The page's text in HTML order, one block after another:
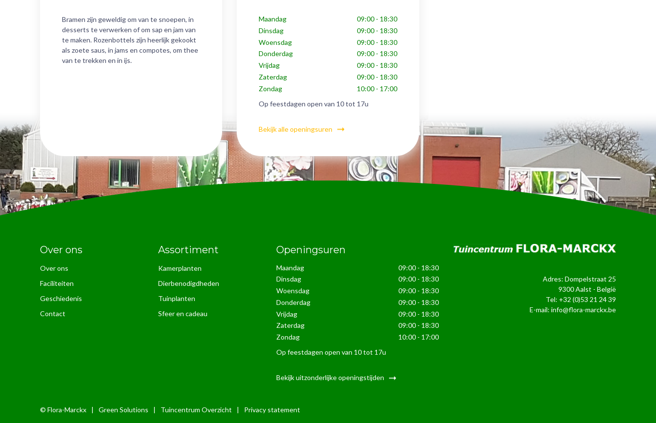
Bramen zijn geweldig om van te snoepen, in
desserts te verwerken of om sap en jam van
te maken. Rozenbottels zijn heerlijk gekookt
als zoete saus, in jams en compotes, om thee
van te trekken en in ijs.
Maandag
09:00 - 18:30
Dinsdag
09:00 - 18:30
Woensdag
09:00 - 18:30
Donderdag
09:00 - 18:30
Vrijdag
09:00 - 18:30
Zaterdag
09:00 - 18:30
Zondag
10:00 - 17:00
Op feestdagen open van 10 tot 17u
Bekijk alle openingsuren
Over ons
Over ons
Faciliteiten
Geschiedenis
Contact
Assortiment
Kamerplanten
Dierbenodigdheden
Tuinplanten
Sfeer en cadeau
Openingsuren
Maandag
09:00 - 18:30
Dinsdag
09:00 - 18:30
Woensdag
09:00 - 18:30
Donderdag
09:00 - 18:30
Vrijdag
09:00 - 18:30
Zaterdag
09:00 - 18:30
Zondag
10:00 - 17:00
Op feestdagen open van 10 tot 17u
Bekijk uitzonderlijke openingstijden
Adres: Dompelstraat 25
9300 Aalst - België
Tel: +32 (0)53 21 24 39
E-mail: info@flora-marckx.be
© Flora-Marckx | Green Solutions | Tuincentrum Overzicht | Privacy statement